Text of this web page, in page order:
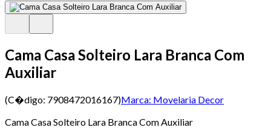
Cama Casa Solteiro Lara Branca Com
Auxiliar
(C�digo: 7908472016167)Marca: Movelaria Decor
Cama Casa Solteiro Lara Branca Com Auxiliar